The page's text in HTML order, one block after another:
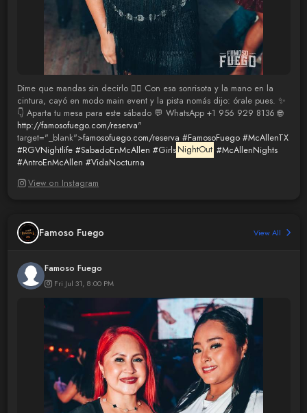
Dime que mandas sin decirlo 😮‍🔥 Con esa sonrisota y la mano en la
cintura, cayó en modo main event y la pista nomás dijo: órale pues. ✨
👇 Aparta tu mesa para este sábado 💬 WhatsApp +1 956 929 8136 🌐
http://famosofuego.com/reserva"
target="_blank">famosofuego.com/reserva #FamosoFuego #McAllenTX
#RGVNightlife #SabadoEnMcAllen #GirlsNightOut #McAllenNights
#AntroEnMcAllen #VidaNocturna
View on Instagram
Famoso Fuego View All
Famoso Fuego
Fri Jul 31, 8:00 PM